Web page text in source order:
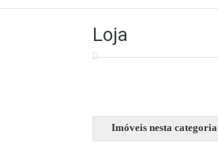
Loja
Imóveis nesta categoria